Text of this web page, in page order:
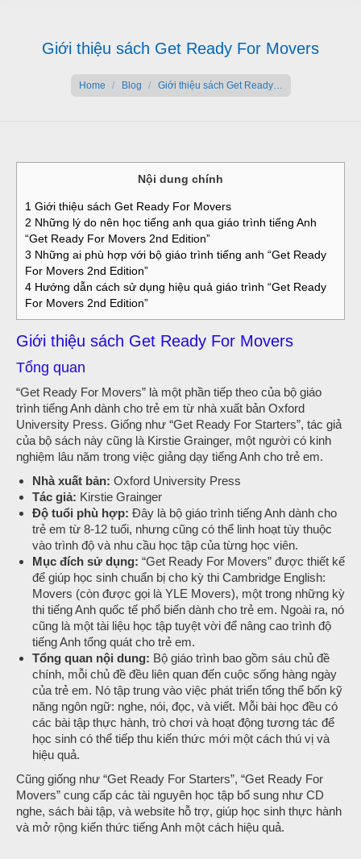
Giới thiệu sách Get Ready For Movers
Home Blog Giới thiệu sách Get Ready…
Nội dung chính
1 Giới thiệu sách Get Ready For Movers
2 Những lý do nên học tiếng anh qua giáo trình tiếng Anh
“Get Ready For Movers 2nd Edition”
3 Những ai phù hợp với bộ giáo trình tiếng anh “Get Ready
For Movers 2nd Edition”
4 Hướng dẫn cách sử dụng hiệu quả giáo trình “Get Ready
For Movers 2nd Edition”
Giới thiệu sách Get Ready For Movers
Tổng quan
“Get Ready For Movers” là một phần tiếp theo của bộ giáo
trình tiếng Anh dành cho trẻ em từ nhà xuất bản Oxford
University Press. Giống như “Get Ready For Starters”, tác giả
của bộ sách này cũng là Kirstie Grainger, một người có kinh
nghiệm lâu năm trong việc giảng dạy tiếng Anh cho trẻ em.
Nhà xuất bản: Oxford University Press
Tác giả: Kirstie Grainger
Độ tuổi phù hợp: Đây là bộ giáo trình tiếng Anh dành cho
trẻ em từ 8-12 tuổi, nhưng cũng có thể linh hoạt tùy thuộc
vào trình độ và nhu cầu học tập của từng học viên.
Mục đích sử dụng: “Get Ready For Movers” được thiết kế
để giúp học sinh chuẩn bị cho kỳ thi Cambridge English:
Movers (còn được gọi là YLE Movers), một trong những kỳ
thi tiếng Anh quốc tế phổ biến dành cho trẻ em. Ngoài ra, nó
cũng là một tài liệu học tập tuyệt vời để nâng cao trình độ
tiếng Anh tổng quát cho trẻ em.
Tổng quan nội dung: Bộ giáo trình bao gồm sáu chủ đề
chính, mỗi chủ đề đều liên quan đến cuộc sống hàng ngày
của trẻ em. Nó tập trung vào việc phát triển tổng thể bốn kỹ
năng ngôn ngữ: nghe, nói, đọc, và viết. Mỗi bài học đều có
các bài tập thực hành, trò chơi và hoạt động tương tác để
học sinh có thể tiếp thu kiến thức mới một cách thú vị và
hiệu quả.
Cũng giống như “Get Ready For Starters”, “Get Ready For
Movers” cung cấp các tài nguyên học tập bổ sung như CD
nghe, sách bài tập, và website hỗ trợ, giúp học sinh thực hành
và mở rộng kiến thức tiếng Anh một cách hiệu quả.